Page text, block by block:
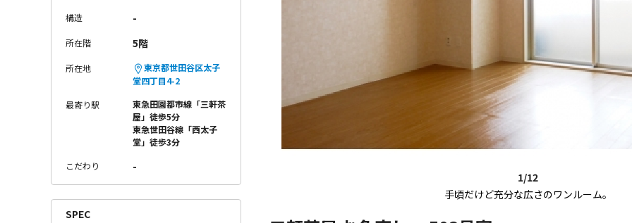
1/12
手頃だけど充分な広さのワンルーム。
構造 -
所在階 5階
所在地
東京都世田谷区太子
堂四丁目4-2
最寄り駅
東急田園都市線「三軒茶
屋」徒歩5分
東急世田谷線「西太子
堂」徒歩3分
こだわり -
SPEC